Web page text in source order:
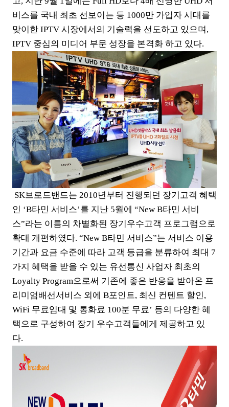
비스를 국내 최초 선보이는 등 1000만 가입자 시대를
맞이한 IPTV 시장에서의 기술력을 선도하고 있으며,
IPTV 중심의 미디어 부문 성장을 본격화 하고 있다.
SK브로드밴드는 2010년부터 진행되던 장기고객 혜택
인 ‘B타민 서비스’를 지난 5월에 “New B타민 서비
스”라는 이름의 차별화된 장기우수고객 프로그램으로
확대 개편하였다. “New B타민 서비스”는 서비스 이용
기간과 요금 수준에 따라 고객 등급을 분류하여 최대 7
가지 혜택을 받을 수 있는 유선통신 사업자 최초의
Loyalty Program으로써 기존에 좋은 반응을 받아온 프
리미엄배선서비스 외에 B포인트, 최신 컨텐트 할인,
WiFi 무료임대 및 통화료 100분 무료’ 등의 다양한 혜
택으로 구성하여 장기 우수고객들에게 제공하고 있
다.